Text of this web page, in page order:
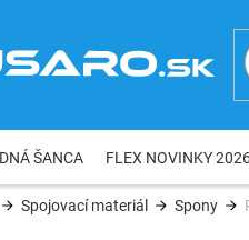
ŠANCA FLEX NOVINKY
Spojovací materiál Spony